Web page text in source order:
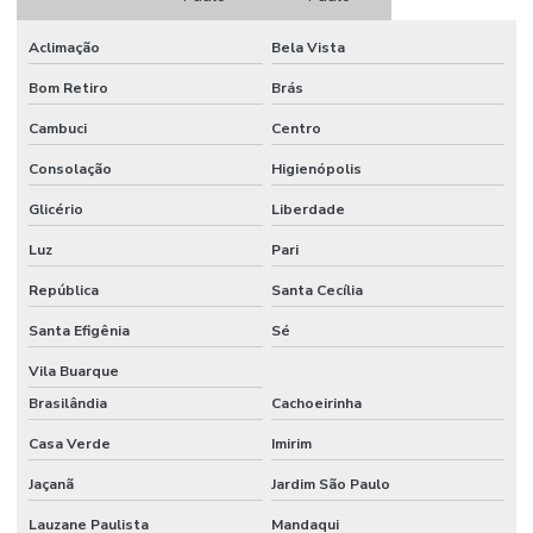
Empresa de reforma de condominio
Empresa de reforma corporativa
Empresa de reforma industrial
Empresa de reforma industrial campinas
Empresa de reforma industrial e comercial
Empresas de projetos de engenharia sp
Escritório de construção
Escritório de construção em campinas
Escritório de construção em campinas e região
Aclimação Bela Vista
Bom Retiro Brás
Cambuci Centro
Consolação Higienópolis
Glicério Liberdade
Luz Pari
República Santa Cecília
Santa Efigênia Sé
Vila Buarque
Brasilândia
Cachoeirinha
Casa Verde Imirim
Jaçanã Jardim São Paulo
Lauzane Paulista Mandaqui